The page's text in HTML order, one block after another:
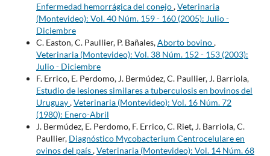
Enfermedad hemorrágica del conejo,Veterinaria
(Montevideo): Vol. 40 Núm. 159 - 160 (2005): Julio -
Diciembre
C. Easton, C. Paullier, P. Bañales,Aborto bovino,
Veterinaria (Montevideo): Vol. 38 Núm. 152 - 153 (2003):
Julio - Diciembre
F. Errico, E. Perdomo, J. Bermúdez, C. Paullier, J. Barriola,
Estudio de lesiones similares a tuberculosis en bovinos del
Uruguay,Veterinaria (Montevideo): Vol. 16 Núm. 72
(1980): Enero-Abril
J. Bermúdez, E. Perdomo, F. Errico, C. Riet, J. Barriola, C.
Paullier, Diagnóstico Mycobacterium Centrocelulare en
ovinos del país,Veterinaria (Montevideo): Vol. 14 Núm. 68